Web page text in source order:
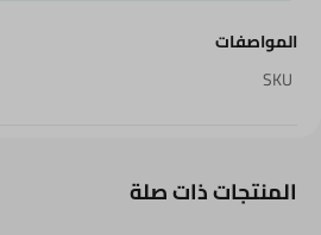
المواصفات
SKU
المنتجات ذات صلة